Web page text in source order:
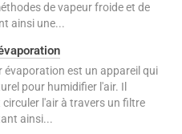
de vapeur froide et de
ainsi une...
évaporation est un appareil qui
pour humidifier l'air. Il
l'air à travers un filtre
ainsi...